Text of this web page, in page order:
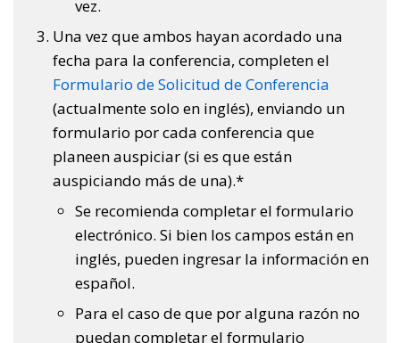
vez.
Una vez que ambos hayan acordado una
fecha para la conferencia, completen el
Formulario de Solicitud de Conferencia
(actualmente solo en inglés), enviando un
formulario por cada conferencia que
planeen auspiciar (si es que están
auspiciando más de una).*
Se recomienda completar el formulario
electrónico. Si bien los campos están en
inglés, pueden ingresar la información en
español.
Para el caso de que por alguna razón no
puedan completar el formulario